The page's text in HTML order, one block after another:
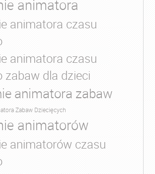
animatora
animatora czasu
animatora czasu
zabaw dla dzieci
animatora zabaw
Zabaw Dziecięcych
animatorów
animatorów czasu